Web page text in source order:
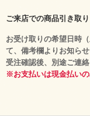
ご来店での商品引き取り
お受け取りの希望日時
て、備考欄よりお知らせ
受注確認後、別途ご連
※お支払いは現金払いの